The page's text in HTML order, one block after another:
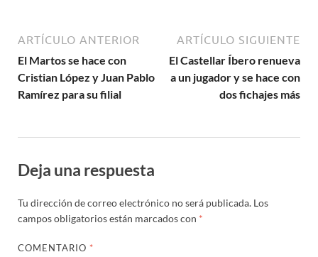
ARTÍCULO ANTERIOR
El Martos se hace con
Cristian López y Juan Pablo
Ramírez para su filial
ARTÍCULO SIGUIENTE
El Castellar Íbero renueva
a un jugador y se hace con
dos fichajes más
Deja una respuesta
Tu dirección de correo electrónico no será publicada. Los
campos obligatorios están marcados con *
COMENTARIO *